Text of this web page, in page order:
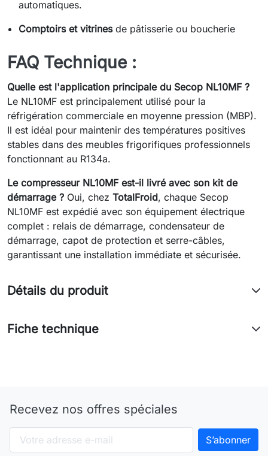
automatiques.
Comptoirs et vitrinesde pâtisserie ou boucherie
FAQ Technique :
Quelle est l'application principale du Secop NL10MF ?
Le NL10MF est principalement utilisé pour la
réfrigération commerciale en moyenne pression (MBP).
Il est idéal pour maintenir des températures positives
stables dans des meubles frigorifiques professionnels
fonctionnant au R134a.
Le compresseur NL10MF est-il livré avec son kit de
démarrage ? Oui, chez TotalFroid, chaque Secop
NL10MF est expédié avec son équipement électrique
complet : relais de démarrage, condensateur de
démarrage, capot de protection et serre-câbles,
garantissant une installation immédiate et sécurisée.
Détails du produit
Fiche technique
Recevez nos offres spéciales